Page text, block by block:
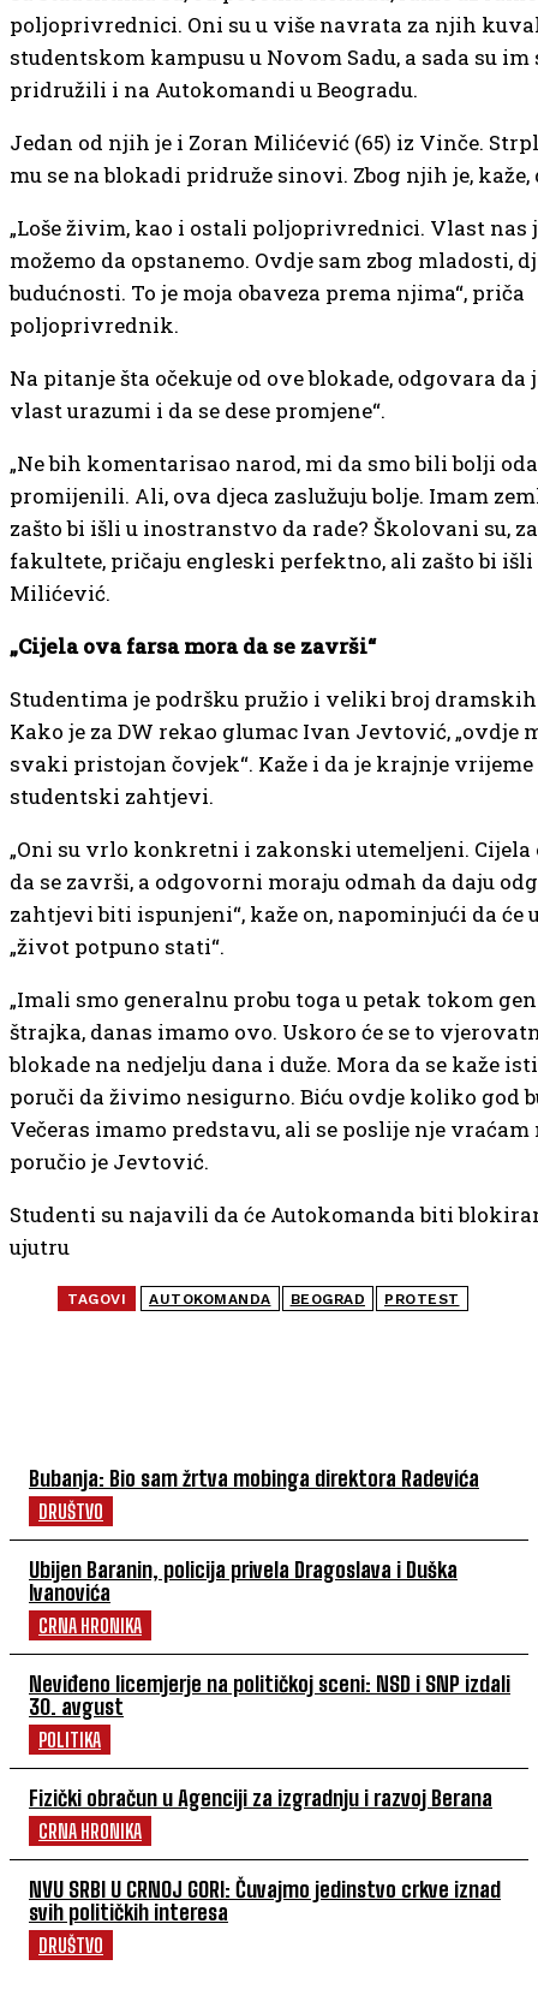
Bubanja: Bio sam žrtva mobinga direktora Radevića
DRUŠTVO
Ubijen Baranin, policija privela Dragoslava i Duška
Ivanovića
CRNA HRONIKA
Neviđeno licemjerje na političkoj sceni: NSD i SNP izdali
30. avgust
POLITIKA
Fizički obračun u Agenciji za izgradnju i razvoj Berana
CRNA HRONIKA
NVU SRBI U CRNOJ GORI: Čuvajmo jedinstvo crkve iznad
svih političkih interesa
DRUŠTVO
poljoprivrednici. Oni su u više navrata za njih
studentskom kampusu u Novom Sadu, a sada su
pridružili i na Autokomandi u Beogradu.
Jedan od njih je i Zoran Milićević (65) iz Vinče.
mu se na blokadi pridruže sinovi. Zbog njih je, kaže,
„Loše živim, kao i ostali poljoprivrednici. Vlast nas
možemo da opstanemo. Ovdje sam zbog mladosti,
budućnosti. To je moja obaveza prema njima“, priča
poljoprivrednik.
Na pitanje šta očekuje od ove blokade, odgovara da
vlast urazumi i da se dese promjene“.
„Ne bih komentarisao narod, mi da smo bili bolji
promijenili. Ali, ova djeca zaslužuju bolje. Imam
zašto bi išli u inostranstvo da rade? Školovani su,
fakultete, pričaju engleski perfektno, ali zašto bi išli
Milićević.
„Cijela ova farsa mora da se završi“
Studentima je podršku pružio i veliki broj
Kako je za DW rekao glumac Ivan Jevtović, „ovdje
svaki pristojan čovjek“. Kaže i da je krajnje vrijeme
studentski zahtjevi.
„Oni su vrlo konkretni i zakonski utemeljeni. Cijela
da se završi, a odgovorni moraju odmah da daju
zahtjevi biti ispunjeni“, kaže on, napominjući da će
„život potpuno stati“.
„Imali smo generalnu probu toga u petak tokom
štrajka, danas imamo ovo. Uskoro će se to
blokade na nedjelju dana i duže. Mora da se kaže
poruči da živimo nesigurno. Biću ovdje koliko god
Večeras imamo predstavu, ali se poslije nje vraćam
poručio je Jevtović.
Studenti su najavili da će Autokomanda biti
ujutru
TAGOVI AUTOKOMANDA BEOGRAD PROTEST